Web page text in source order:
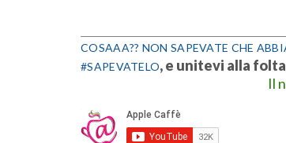
COSAAA?? NON SAPEVATE CHE
#SAPEVATELO, e unitevi alla
Il